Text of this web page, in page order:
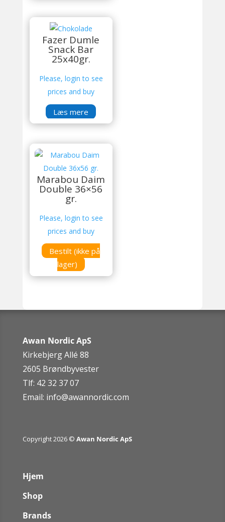
Fazer Dumle
Snack Bar
25x40gr.
Please, login to see
prices and buy
Læs mere
Marabou Daim
Double 36×56
gr.
Please, login to see
prices and buy
Bestilt (ikke på
lager)
Awan Nordic ApS
Kirkebjerg Allé 88
2605 Brøndbyvester
Tlf: 42 32 37 07
Email: info@awannordic.com
Copyright 2026 © Awan Nordic ApS
Hjem
Shop
Brands